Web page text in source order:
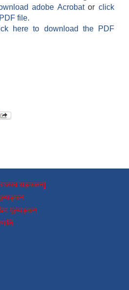
adobe Acrobatorclick
file.
here to download the PDF
राजस्व सङ्कलन]
मूल्याङ्कन